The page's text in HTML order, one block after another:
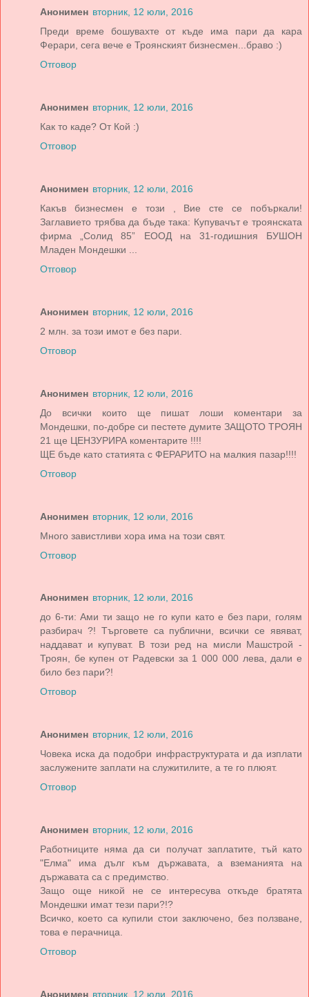
Анонимен вторник, 12 юли, 2016
Преди време бошувахте от къде има пари да кара
Ферари, сега вече е Троянският бизнесмен...браво :)
Отговор
Анонимен вторник, 12 юли, 2016
Как то каде? От Кой :)
Отговор
Анонимен вторник, 12 юли, 2016
Какъв бизнесмен е този , Вие сте се побъркали!
Заглавието трябва да бъде така: Купувачът е троянската
фирма „Солид 85” ЕООД на 31-годишния БУШОН
Младен Мондешки ...
Отговор
Анонимен вторник, 12 юли, 2016
2 млн. за този имот е без пари.
Отговор
Анонимен вторник, 12 юли, 2016
До всички които ще пишат лоши коментари за
Мондешки, по-добре си пестете думите ЗАЩОТО ТРОЯН
21 ще ЦЕНЗУРИРА коментарите !!!!
ЩЕ бъде като статията с ФЕРАРИТО на малкия пазар!!!!
Отговор
Анонимен вторник, 12 юли, 2016
Много завистливи хора има на този свят.
Отговор
Анонимен вторник, 12 юли, 2016
до 6-ти: Ами ти защо не го купи като е без пари, голям
разбирач ?! Търговете са публични, всички се явяват,
наддават и купуват. В този ред на мисли Машстрой -
Троян, бе купен от Радевски за 1 000 000 лева, дали е
било без пари?!
Отговор
Анонимен вторник, 12 юли, 2016
Човека иска да подобри инфраструктурата и да изплати
заслужените заплати на служитилите, а те го плюят.
Отговор
Анонимен вторник, 12 юли, 2016
Работниците няма да си получат заплатите, тъй като
"Елма" има дълг към държавата, а вземанията на
държавата са с предимство.
Защо още никой не се интересува откъде братята
Мондешки имат тези пари?!?
Всичко, което са купили стои заключено, без ползване,
това е перачница.
Отговор
Анонимен вторник, 12 юли, 2016